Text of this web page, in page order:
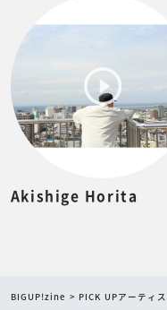
Akishige Horita
BIGUP!zine PICK UPアーティス